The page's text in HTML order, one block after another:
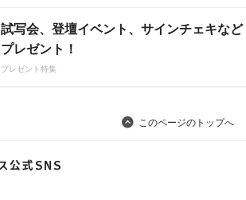
試写会、登壇イベント、サインチェキなど
プレゼント！
プレゼント特集
このページのトップへ